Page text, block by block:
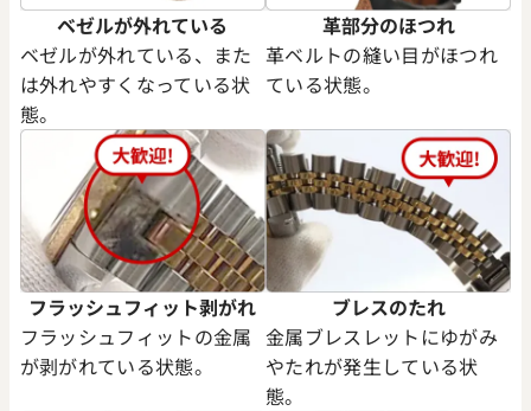
ベゼルが外れている
ベゼルが外れている、また
は外れやすくなっている状
態。
革部分のほつれ
革ベルトの縫い目がほつれ
ている状態。
フラッシュフィット剥がれ
フラッシュフィットの金属
が剥がれている状態。
ブレスのたれ
金属ブレスレットにゆがみ
やたれが発生している状
態。